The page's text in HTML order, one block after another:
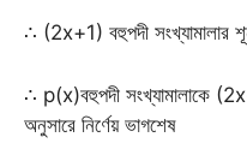
∴ (2x+1) বহুপদী সংখ্যামালার
∴ p(x)বহুপদী সংখ্যামালাকে
অনুসারে নির্ণেয় ভাগশেষ